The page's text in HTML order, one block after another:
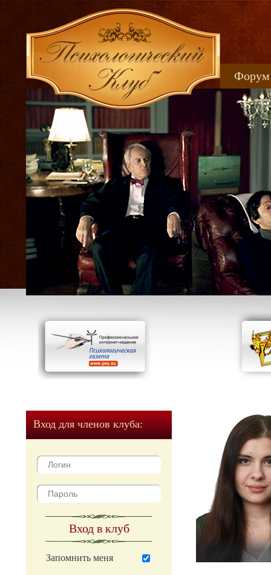
Форум
Вход для членов клуба:
Вход в клуб
Запомнить меня